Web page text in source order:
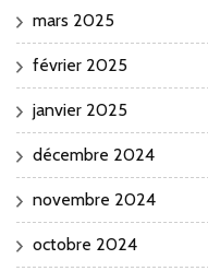
mars 2025
février 2025
janvier 2025
décembre 2024
novembre 2024
octobre 2024